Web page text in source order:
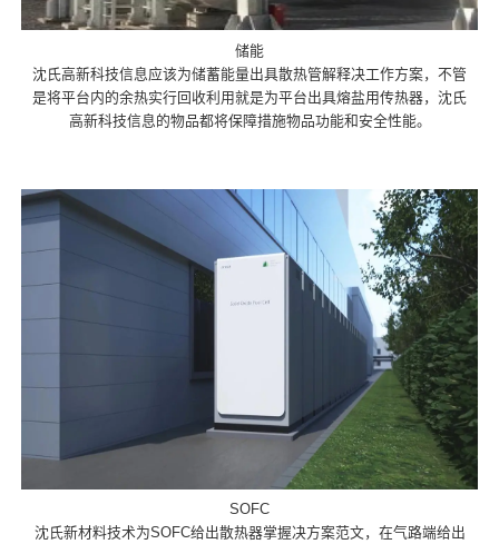
储能
沈氏高新科技信息应该为储蓄能量出具散热管解释决工作方案，不管
是将平台内的余热实行回收利用就是为平台出具熔盐用传热器，沈氏
高新科技信息的物品都将保障措施物品功能和安全性能。
SOFC
沈氏新材料技术为SOFC给出散热器掌握决方案范文，在气路端给出